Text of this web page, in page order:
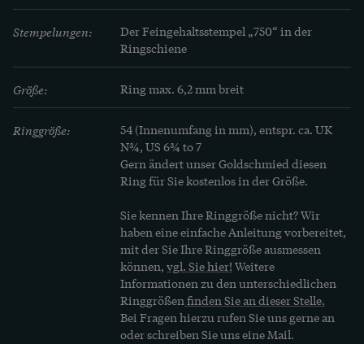
Stempelungen:
Der Feingehaltsstempel „750“ in der
Ringschiene
Größe: Ring max. 6,2 mm breit
Ringgröße:
54 (Innenumfang in mm), entspr. ca. UK
N¾, US 6¾ to 7
Gern ändert unser Goldschmied diesen
Ring für Sie kostenlos in der Größe.
Sie kennen Ihre Ringgröße nicht? Wir
haben eine einfache Anleitung vorbereitet,
mit der Sie Ihre Ringgröße ausmessen
können, vgl. Sie hier! Weitere
Informationen zu den unterschiedlichen
Ringgrößen finden Sie an dieser Stelle.
Bei Fragen hierzu rufen Sie uns gerne an
oder schreiben Sie uns eine Mail.